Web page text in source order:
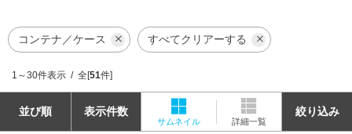
コンテナ／ケース すべてクリアーする
1～30件表示 全[51件]
並び順 表示件数
サムネイル 詳細一覧
絞り込み